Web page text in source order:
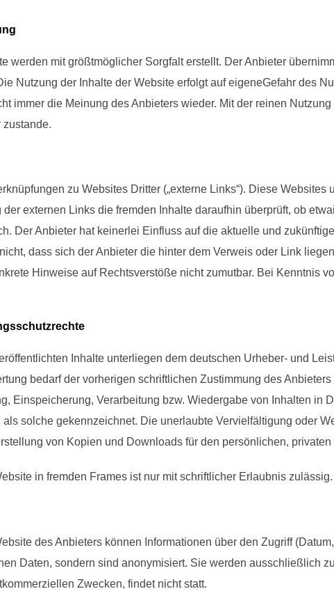
werden mit größtmöglicher Sorgfalt erstellt. Der Anbieter
Nutzung der Inhalte der Website erfolgt auf eigeneGefahr des
immer die Meinung des Anbieters wieder. Mit der reinen
zustande.
zu Websites Dritter („externe Links“). Diese
externen Links die fremden Inhalte daraufhin überprüft, ob
Der Anbieter hat keinerlei Einfluss auf die aktuelle und
dass sich der Anbieter die hinter dem Verweis oder Link
Hinweise auf Rechtsverstöße nicht zumutbar. Bei Kenntnis
Inhalte unterliegen dem deutschen Urheber- und
bedarf der vorherigen schriftlichen Zustimmung des
Einspeicherung, Verarbeitung bzw. Wiedergabe von Inhalten
solche gekennzeichnet. Die unerlaubte Vervielfältigung oder
von Kopien und Downloads für den persönlichen,
in fremden Frames ist nur mit schriftlicher Erlaubnis zulässig.
des Anbieters können Informationen über den Zugriff
Daten, sondern sind anonymisiert. Sie werden ausschließlich
Zwecken, findet nicht statt.